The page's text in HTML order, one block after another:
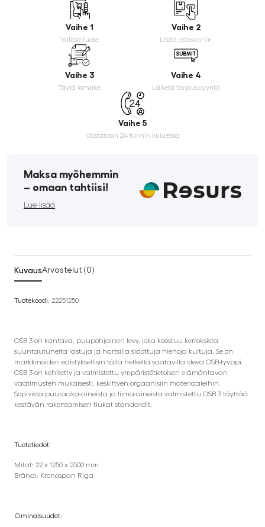
Vaihe 1
Valitse tuote
Vaihe 2
Lisää ostoskoriin
Vaihe 3
Täytä lomake
Vaihe 4
Lähetä tarjouspyyntö
Vaihe 5
Vastataan 24 tunnin kuluessa
Maksa myöhemmin
­– omaan tahtiisi!
Lue lisää
KuvausArvostelut (0)
Tuotekoodi: 22251250
OSB 3 on kantava, puupohjainen levy, joka koostuu kerroksista
suuntautuneita lastuja ja hartsilla sidottuja hienoja kuituja. Se on
markkinoiden edistyksellisin tällä hetkellä saatavilla oleva OSB-tyyppi.
OSB 3 on kehitetty ja valmistettu ympäristötietoisen elämäntavan
vaatimusten mukaisesti, keskittyen orgaanisiin materiaaleihin.
Sopivista puuraaka-aineista ja liima-aineista valmistettu OSB 3 täyttää
kestävän rakentamisen tiukat standardit.
Tuotetiedot:
Mitat: 22 x 1250 x 2500 mm
Brändi: Kronospan Riga
Ominaisuudet: